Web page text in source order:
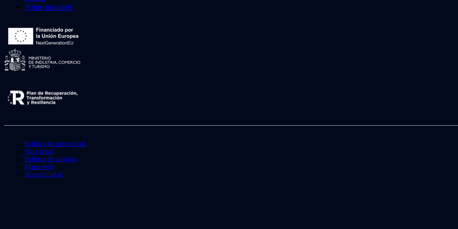
Sobre nosotros
Política de privacidad
Nota legal
Política de cookies
Mapa web
Accesibilidad